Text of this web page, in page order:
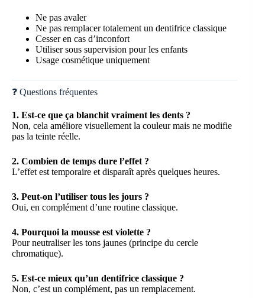
Ne pas avaler
Ne pas remplacer totalement un dentifrice classique
Cesser en cas d’inconfort
Utiliser sous supervision pour les enfants
Usage cosmétique uniquement
❓ Questions fréquentes
1. Est-ce que ça blanchit vraiment les dents ?
Non, cela améliore visuellement la couleur mais ne modifie
pas la teinte réelle.
2. Combien de temps dure l’effet ?
L’effet est temporaire et disparaît après quelques heures.
3. Peut-on l’utiliser tous les jours ?
Oui, en complément d’une routine classique.
4. Pourquoi la mousse est violette ?
Pour neutraliser les tons jaunes (principe du cercle
chromatique).
5. Est-ce mieux qu’un dentifrice classique ?
Non, c’est un complément, pas un remplacement.